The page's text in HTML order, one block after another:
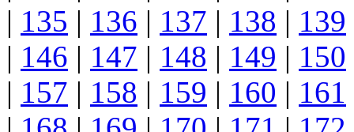
| 135 | 136 | 137 | 138 | 139
| 146 | 147 | 148 | 149 | 150
| 157 | 158 | 159 | 160 | 161